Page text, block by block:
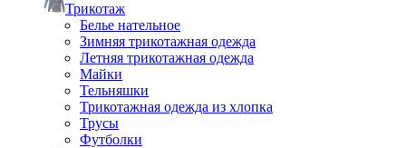
Трикотаж
Белье нательное
Зимняя трикотажная одежда
Летняя трикотажная одежда
Майки
Тельняшки
Трикотажная одежда из хлопка
Трусы
Футболки